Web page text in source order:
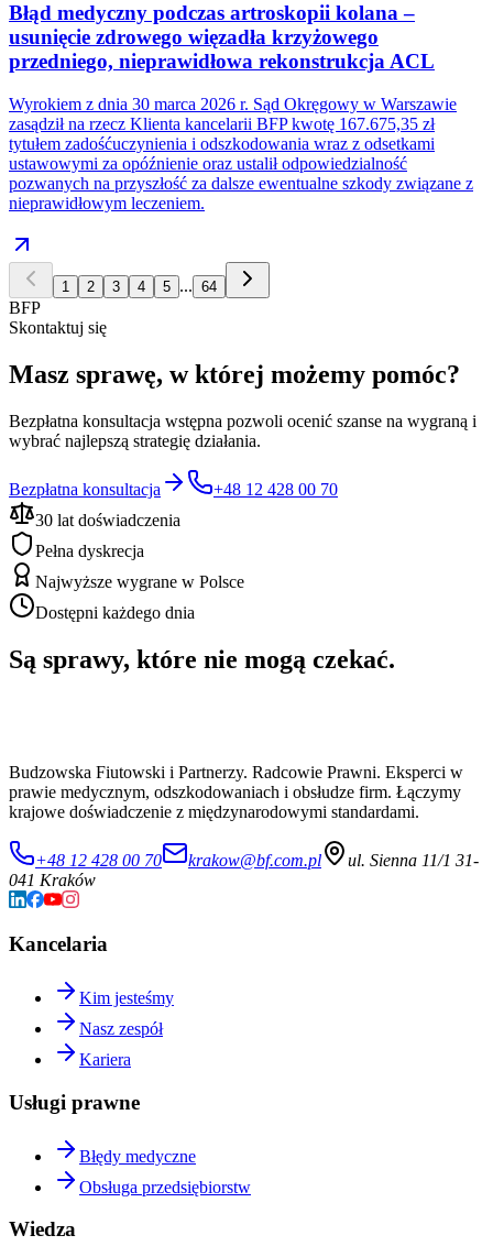
Błąd medyczny podczas artroskopii kolana –
usunięcie zdrowego więzadła krzyżowego
przedniego, nieprawidłowa rekonstrukcja ACL
Wyrokiem z dnia 30 marca 2026 r. Sąd Okręgowy w Warszawie
zasądził na rzecz Klienta kancelarii BFP kwotę 167.675,35 zł
tytułem zadośćuczynienia i odszkodowania wraz z odsetkami
ustawowymi za opóźnienie oraz ustalił odpowiedzialność
pozwanych na przyszłość za dalsze ewentualne szkody związane z
nieprawidłowym leczeniem.
1 2 3 4 5 ... 64
BFP
Skontaktuj się
Masz sprawę, w której możemy pomóc?
Bezpłatna konsultacja wstępna pozwoli ocenić szanse na wygraną i
wybrać najlepszą strategię działania.
Bezpłatna konsultacja
+48 12 428 00 70
30 lat doświadczenia
Pełna dyskrecja
Najwyższe wygrane w Polsce
Dostępni każdego dnia
Są sprawy, które nie mogą czekać.
Budzowska Fiutowski i Partnerzy. Radcowie Prawni. Eksperci w
prawie medycznym, odszkodowaniach i obsłudze firm. Łączymy
krajowe doświadczenie z międzynarodowymi standardami.
+48 12 428 00 70 krakow@bf.com.pl
ul. Sienna 11/1 31-
041 Kraków
Kancelaria
Kim jesteśmy
Nasz zespół
Kariera
Usługi prawne
Błędy medyczne
Obsługa przedsiębiorstw
Wiedza